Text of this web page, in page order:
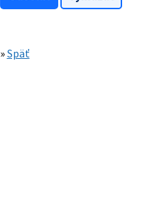
»Späť